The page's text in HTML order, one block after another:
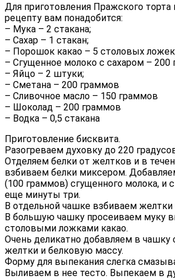
Для приготовления Пражского торта
рецепту вам понадобится:
– Мука – 2 стакана;
– Сахар – 1 стакан;
– Порошок какао – 5 столовых
– Сгущенное молоко с сахаром – 200
– Яйцо – 2 штуки;
– Сметана – 200 граммов
– Сливочное масло – 150 граммов
– Шоколад – 200 граммов
– Водка – 0,5 стакана
Приготовление бисквита.
Разогреваем духовку до 220
Отделяем белки от желтков и в
взбиваем белки миксером.
(100 граммов) сгущенного молока, и
еще минуты три.
В отдельной чашке взбиваем желтки
В большую чашку просеиваем муку
столовыми ложками какао.
Очень деликатно добавляем в
желтки и белковую массу.
Форму для выпекания слегка
Выливаем в нее тесто. Выпекаем в